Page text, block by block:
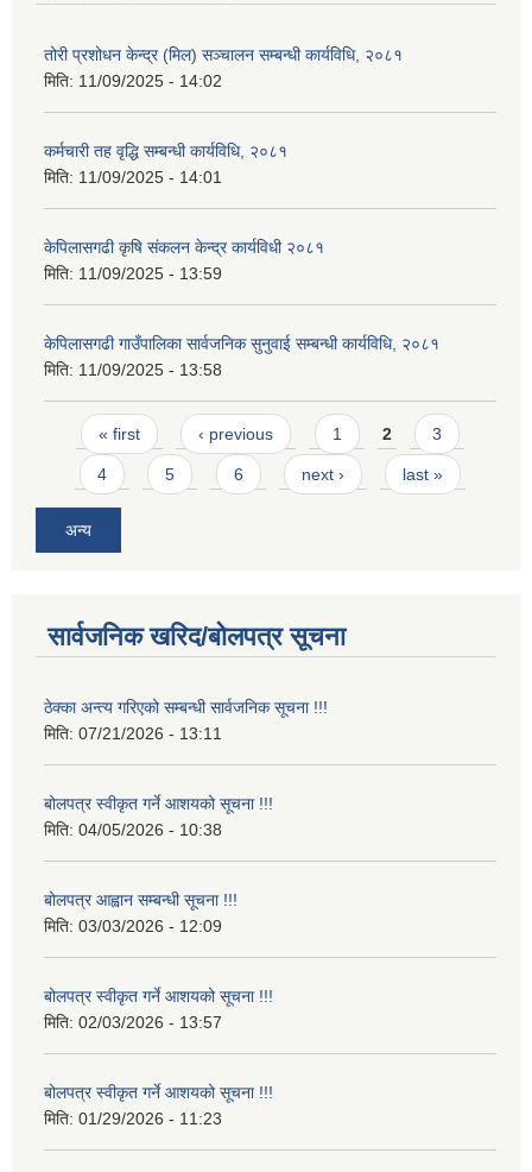
तोरी प्रशोधन केन्द्र (मिल) सञ्चालन सम्बन्धी कार्यविधि, २०८१
मिति: 11/09/2025 - 14:02
कर्मचारी तह वृद्धि सम्बन्धी कार्यविधि, २०८१
मिति: 11/09/2025 - 14:01
केपिलासगढी कृषि संकलन केन्द्र कार्यविधी २०८१
मिति: 11/09/2025 - 13:59
केपिलासगढी गाउँपालिका सार्वजनिक सुनुवाई सम्बन्धी कार्यविधि, २०८१
मिति: 11/09/2025 - 13:58
Pages
« first ‹ previous 1 2 3
4 5 6 next › last »
अन्य
सार्वजनिक खरिद/बोलपत्र सूचना
ठेक्का अन्त्य गरिएको सम्बन्धी सार्वजनिक सूचना !!!
मिति: 07/21/2026 - 13:11
बोलपत्र स्वीकृत गर्ने आशयको सूचना !!!
मिति: 04/05/2026 - 10:38
बोलपत्र आह्वान सम्बन्धी सूचना !!!
मिति: 03/03/2026 - 12:09
बोलपत्र स्वीकृत गर्ने आशयको सूचना !!!
मिति: 02/03/2026 - 13:57
बोलपत्र स्वीकृत गर्ने आशयको सूचना !!!
मिति: 01/29/2026 - 11:23